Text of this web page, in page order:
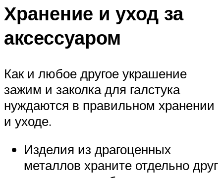
Хранение и уход за
аксессуаром
Как и любое другое украшение
зажим и заколка для галстука
нуждаются в правильном хранении
и уходе.
Изделия из драгоценных
металлов храните отдельно друг